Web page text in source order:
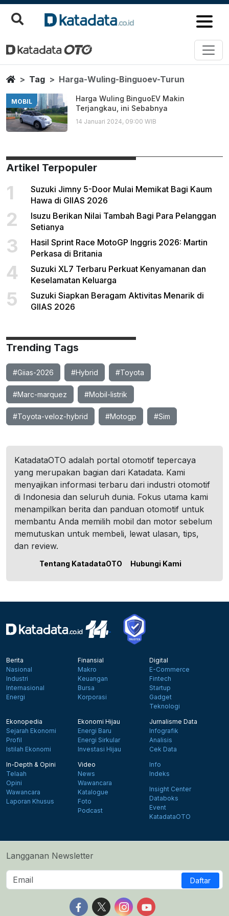
Harga Wuling Binguoev Turun
Berita Terbaru
HomeTag Harga-Wuling-Binguoev-Turun
MOBIL
Harga Wuling BinguoEV Makin
Terjangkau, ini Sebabnya
14 Januari 2024, 09:00 WIB
Artikel Terpopuler
1
Suzuki Jimny 5-Door Mulai Memikat Bagi Kaum
Hawa di GIIAS 2026
2
Isuzu Berikan Nilai Tambah Bagi Para Pelanggan
Setianya
3
Hasil Sprint Race MotoGP Inggris 2026: Martin
Perkasa di Britania
4
Suzuki XL7 Terbaru Perkuat Kenyamanan dan
Keselamatan Keluarga
5
Suzuki Siapkan Beragam Aktivitas Menarik di
GIIAS 2026
Trending Tags
#Giias-2026 #Hybrid #Toyota
#Marc-marquez #Mobil-listrik
#Toyota-veloz-hybrid #Motogp #Sim
KatadataOTO adalah portal otomotif tepercaya
yang merupakan bagian dari Katadata. Kami
menyajikan informasi terbaru dari industri otomotif
di Indonesia dan seluruh dunia. Fokus utama kami
menampilkan berita dan panduan otomotif untuk
membantu Anda memilih mobil dan motor sebelum
memutuskan untuk membeli, lewat ulasan, tips,
dan review.
Tentang KatadataOTO Hubungi Kami
Berita
Nasional
Industri
Internasional
Energi
Finansial
Makro
Keuangan
Bursa
Korporasi
Digital
E-Commerce
Fintech
Startup
Gadget
Teknologi
Ekonopedia
Sejarah Ekonomi
Profil
Istilah Ekonomi
Ekonomi Hijau
Energi Baru
Energi Sirkular
Investasi Hijau
Jurnalisme Data
Infografik
Analisis
Cek Data
In-Depth & Opini
Telaah
Opini
Wawancara
Laporan Khusus
Video
News
Wawancara
Katalogue
Foto
Podcast
Info
Indeks
Insight Center
Databoks
Event
KatadataOTO
Langganan Newsletter
Daftar
Follow us on Facebook
Follow us on X
Follow us on Instagram
Follow us on